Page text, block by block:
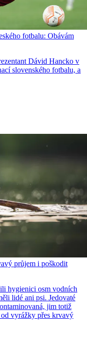
fotbalu: Obávám
Dávid Hancko v
slovenského fotbalu, a
průjem i poškodit
hygienici osm vodních
lidé ani psi. Jedovaté
jim totiž
vyrážky přes krvavý